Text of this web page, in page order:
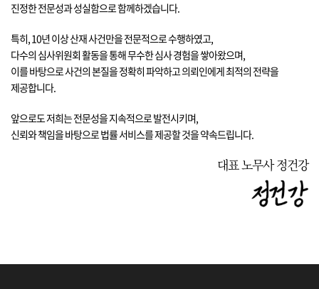
진정한 전문성과 성실함으로 함께하겠습니다.
특히, 10년 이상 산재 사건만을 전문적으로 수행하였고,
다수의 심사위원회 활동을 통해 무수한 심사 경험을 쌓아왔으며,
이를 바탕으로 사건의 본질을 정확히 파악하고 의뢰인에게 최적의 전략을
제공합니다.
앞으로도 저희는 전문성을 지속적으로 발전시키며,
신뢰와 책임을 바탕으로 법률 서비스를 제공할 것을 약속드립니다.
대표 노무사 정건강